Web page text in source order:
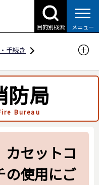
目的別検索 メニュー
手続き
火災を防ぐ
コンロ、ガストーチ
！
防局
Bureau
カセットコ
の使用にご